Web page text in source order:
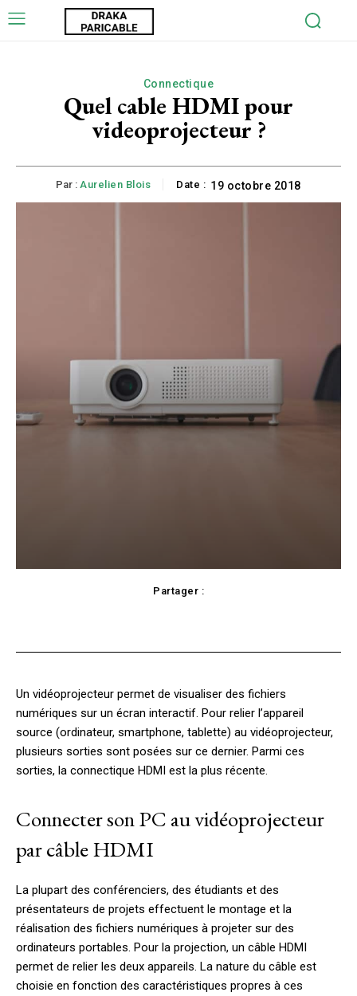
Connectique
Quel cable HDMI pour
videoprojecteur ?
Par : Aurelien Blois Date : 19 octobre 2018
Partager :
Un vidéoprojecteur permet de visualiser des fichiers
numériques sur un écran interactif. Pour relier l’appareil
source (ordinateur, smartphone, tablette) au vidéoprojecteur,
plusieurs sorties sont posées sur ce dernier. Parmi ces
sorties, la connectique HDMI est la plus récente.
Connecter son PC au vidéoprojecteur
par câble HDMI
La plupart des conférenciers, des étudiants et des
présentateurs de projets effectuent le montage et la
réalisation des fichiers numériques à projeter sur des
ordinateurs portables. Pour la projection, un câble HDMI
permet de relier les deux appareils. La nature du câble est
choisie en fonction des caractéristiques propres à ces